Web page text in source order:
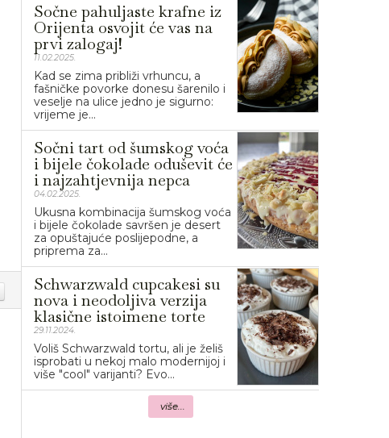
Sočne pahuljaste krafne iz
Orijenta osvojit će vas na
prvi zalogaj!
11.02.2025.
Kad se zima približi vrhuncu, a
fašničke povorke donesu šarenilo i
veselje na ulice jedno je sigurno:
vrijeme je...
Sočni tart od šumskog voća
i bijele čokolade oduševit će
i najzahtjevnija nepca
04.02.2025.
Ukusna kombinacija šumskog voća
i bijele čokolade savršen je desert
za opuštajuće poslijepodne, a
priprema za...
Schwarzwald cupcakesi su
nova i neodoljiva verzija
klasične istoimene torte
29.11.2024.
Voliš Schwarzwald tortu, ali je želiš
isprobati u nekoj malo modernijoj i
više "cool" varijanti? Evo...
više...